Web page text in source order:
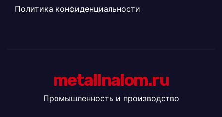
Политика конфиденциальности
metallnalom.ru
Промышленность и производство